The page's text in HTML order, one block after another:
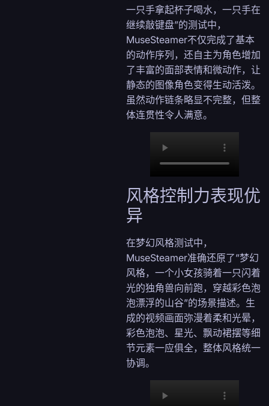
一只手拿起杯子喝水，一只手在
继续敲键盘”的测试中，
MuseSteamer不仅完成了基本
的动作序列，还自主为角色增加
了丰富的面部表情和微动作，让
静态的图像角色变得生动活泼。
虽然动作链条略显不完整，但整
体连贯性令人满意。
风格控制力表现优
异
在梦幻风格测试中，
MuseSteamer准确还原了”梦幻
风格，一个小女孩骑着一只闪着
光的独角兽向前跑，穿越彩色泡
泡漂浮的山谷”的场景描述。生
成的视频画面弥漫着柔和光晕，
彩色泡泡、星光、飘动裙摆等细
节元素一应俱全，整体风格统一
协调。